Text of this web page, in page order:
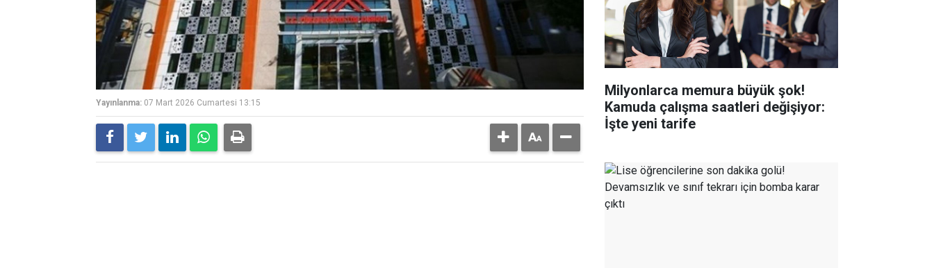
Yayınlanma: 07 Mart 2026 Cumartesi 13:15
Milyonlarca memura büyük şok!
Kamuda çalışma saatleri değişiyor:
İşte yeni tarife